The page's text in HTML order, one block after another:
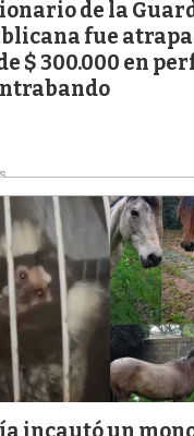
de la
fue
$ 300.000 en